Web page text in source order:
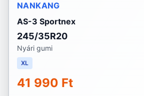
NANKANG
AS-3 Sportnex
245/35R20
Nyári gumi
XL
41 990 Ft